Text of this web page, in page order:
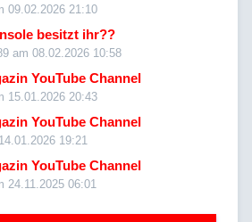
09.02.2026 21:10
besitzt ihr??
am 08.02.2026 10:58
YouTube Channel
15.01.2026 20:43
YouTube Channel
19:21
YouTube Channel
24.11.2025 06:01